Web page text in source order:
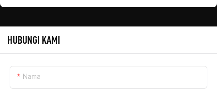
HUBUNGI KAMI
Nama